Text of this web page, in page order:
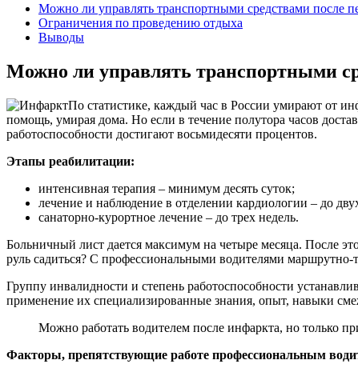
Можно ли управлять транспортными средствами после
Ограничения по проведению отдыха
Выводы
Можно ли управлять транспортными
По статистике, каждый час в России умирают от
помощь, умирая дома. Но если в течение полутора часов
работоспособности достигают восьмидесяти процентов.
Этапы реабилитации:
интенсивная терапия – минимум десять суток;
лечение и наблюдение в отделении кардиологии – до
санаторно-курортное лечение – до трех недель.
Больничный лист дается максимум на четыре месяца. После
руль садиться? С профессиональными водителями
Группу инвалидности и степень работоспособности
применение их специализированные знания, опыт, навыки
Можно работать водителем после инфаркта, но только
Факторы, препятствующие работе профессиональным